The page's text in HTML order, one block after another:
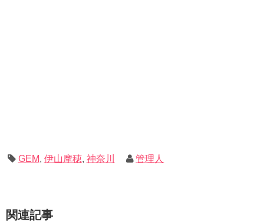
GEM, 伊山摩穂, 神奈川 管理人
関連記事